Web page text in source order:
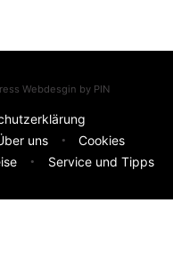
Webdesgin by PIN
uns
Cookies
Service und Tipps